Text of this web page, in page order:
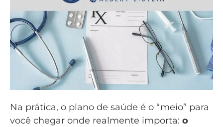
Na prática, o plano de saúde é o “meio” para
você chegar onde realmente importa: o